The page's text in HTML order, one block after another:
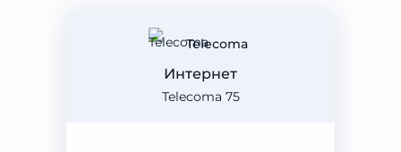
Telecoma
Telecoma 75
Интернет